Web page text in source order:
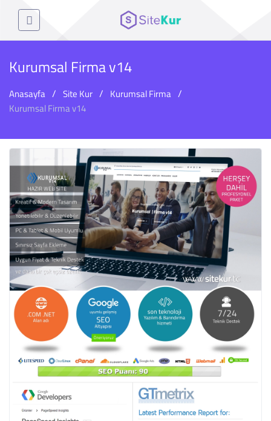
Kurumsal Firma v14
Anasayfa Site Kur
Kurumsal Firma
Kurumsal Firma v14